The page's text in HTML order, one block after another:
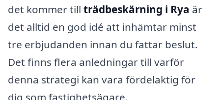
det kommer till trädbeskärning i Rya är
det alltid en god idé att inhämtar minst
tre erbjudanden innan du fattar beslut.
Det finns flera anledningar till varför
denna strategi kan vara fördelaktig för
dig som fastighetsägare.